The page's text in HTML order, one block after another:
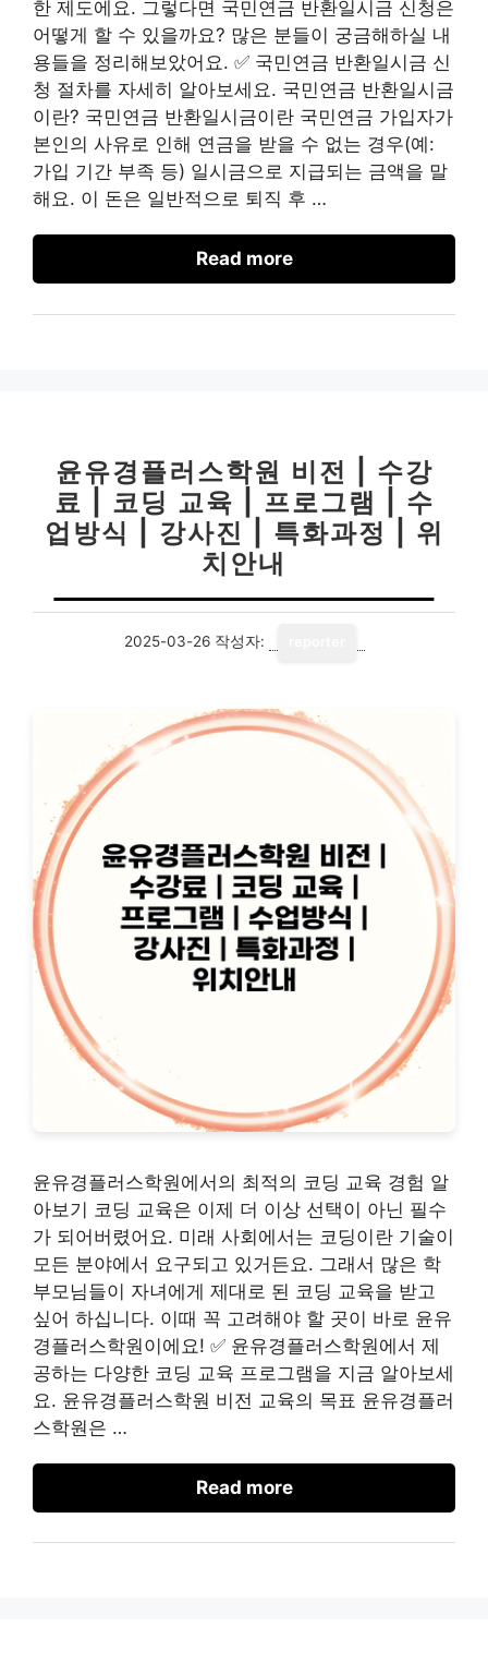
한 제도에요. 그렇다면 국민연금 반환일시금 신청은
어떻게 할 수 있을까요? 많은 분들이 궁금해하실 내
용들을 정리해보았어요. ✅ 국민연금 반환일시금 신
청 절차를 자세히 알아보세요. 국민연금 반환일시금
이란? 국민연금 반환일시금이란 국민연금 가입자가
본인의 사유로 인해 연금을 받을 수 없는 경우(예:
가입 기간 부족 등) 일시금으로 지급되는 금액을 말
해요. 이 돈은 일반적으로 퇴직 후 …
Read more
윤유경플러스학원 비전 | 수강
료 | 코딩 교육 | 프로그램 | 수
업방식 | 강사진 | 특화과정 | 위
치안내
2025-03-26 작성자:
윤유경플러스학원에서의 최적의 코딩 교육 경험 알
아보기 코딩 교육은 이제 더 이상 선택이 아닌 필수
가 되어버렸어요. 미래 사회에서는 코딩이란 기술이
모든 분야에서 요구되고 있거든요. 그래서 많은 학
부모님들이 자녀에게 제대로 된 코딩 교육을 받고
싶어 하십니다. 이때 꼭 고려해야 할 곳이 바로 윤유
경플러스학원이에요! ✅ 윤유경플러스학원에서 제
공하는 다양한 코딩 교육 프로그램을 지금 알아보세
요. 윤유경플러스학원 비전 교육의 목표 윤유경플러
스학원은 …
Read more